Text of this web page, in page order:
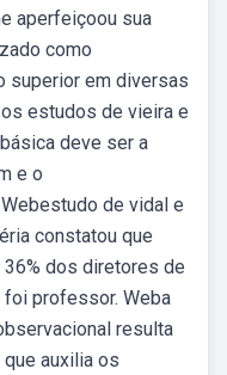
aperfeiçoou sua
como
superior em diversas
estudos de vieira e
deve ser a
e o
de vidal e
constatou que
36% dos diretores de
professor. Weba
resulta
auxilia os